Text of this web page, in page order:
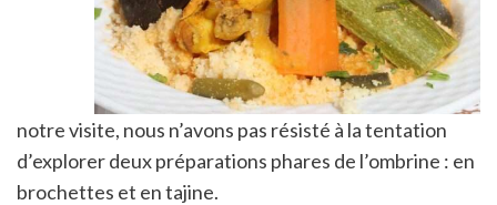
notre visite, nous n’avons pas résisté à la tentation
d’explorer deux préparations phares de l’ombrine : en
brochettes et en tajine.